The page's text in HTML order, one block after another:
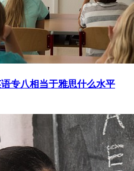
专八相当于雅思什么水平